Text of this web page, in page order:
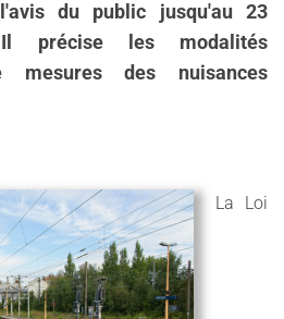
du public jusqu'au 23
précise les modalités
mesures des nuisances
La Loi